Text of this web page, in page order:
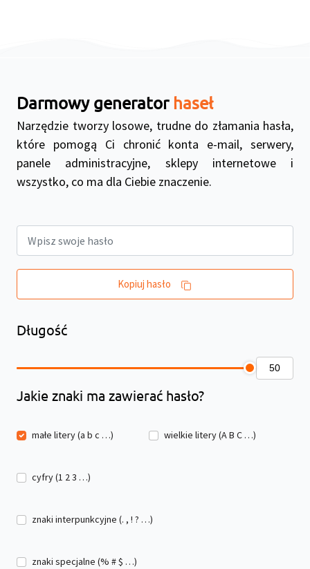
Darmowy generator haseł
Narzędzie tworzy losowe, trudne do złamania hasła,
które pomogą Ci chronić konta e-mail, serwery,
panele administracyjne, sklepy internetowe i
wszystko, co ma dla Ciebie znaczenie.
Kopiuj hasło
Długość
Jakie znaki ma zawierać hasło?
małe litery (a b c …) wielkie litery (A B C …)
cyfry (1 2 3 …)
znaki interpunkcyjne (. , ! ? …)
znaki specjalne (% # $ …)